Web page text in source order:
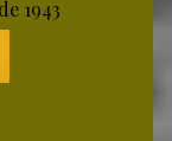
1943